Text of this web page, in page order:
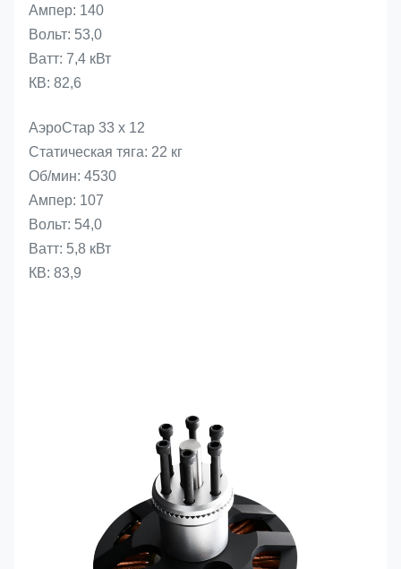
Ампер: 140
Вольт: 53,0
Ватт: 7,4 кВт
КВ: 82,6
АэроСтар 33 х 12
Статическая тяга: 22 кг
Об/мин: 4530
Ампер: 107
Вольт: 54,0
Ватт: 5,8 кВт
КВ: 83,9